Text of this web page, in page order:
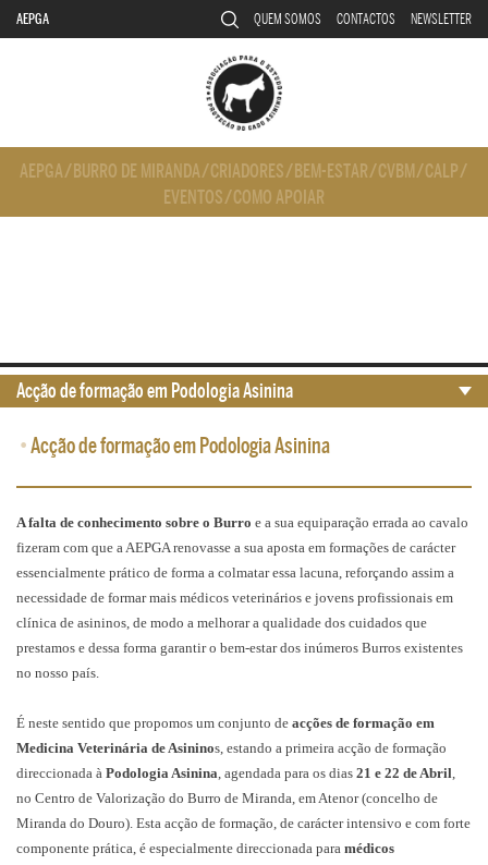
AEPGA QUEM SOMOS CONTACTOS NEWSLETTER
AEPGA/ BURRO DE MIRANDA/CRIADORES/ BEM-ESTAR/CVBM/CALP/
EVENTOS/COMO APOIAR
•Acção de formação em Podologia Asinina
A falta de conhecimento sobre o Burro e a sua equiparação errada ao cavalo
fizeram com que a AEPGA renovasse a sua aposta em formações de carácter
essencialmente prático de forma a colmatar essa lacuna, reforçando assim a
necessidade de formar mais médicos veterinários e jovens profissionais em
clínica de asininos, de modo a melhorar a qualidade dos cuidados que
prestamos e dessa forma garantir o bem-estar dos inúmeros Burros existentes
no nosso país.
É neste sentido que propomos um conjunto de acções de formação em
Medicina Veterinária de Asininos, estando a primeira acção de formação
direccionada à Podologia Asinina, agendada para os dias 21 e 22 de Abril,
no Centro de Valorização do Burro de Miranda, em Atenor (concelho de
Miranda do Douro). Esta acção de formação, de carácter intensivo e com forte
componente prática, é especialmente direccionada para médicos
Acção de formação em Podologia Asinina